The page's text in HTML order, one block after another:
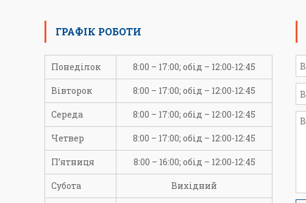
ГРАФІК РОБОТИ
Понеділок 8:00 – 17:00; обід – 12:00-12:45
Вівторок 8:00 – 17:00; обід – 12:00-12:45
Середа 8:00 – 17:00; обід – 12:00-12:45
Четвер 8:00 – 17:00; обід – 12:00-12:45
П’ятниця 8:00 – 16:00; обід – 12:00-12:45
Субота Вихідний